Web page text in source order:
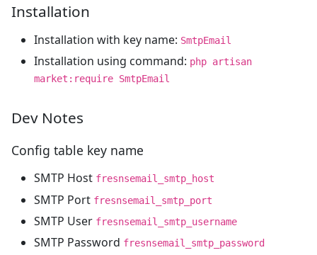
Installation
Installation with key name: SmtpEmail
Installation using command: php artisan
market:require SmtpEmail
Dev Notes
Config table key name
SMTP Host fresnsemail_smtp_host
SMTP Port fresnsemail_smtp_port
SMTP User fresnsemail_smtp_username
SMTP Password fresnsemail_smtp_password